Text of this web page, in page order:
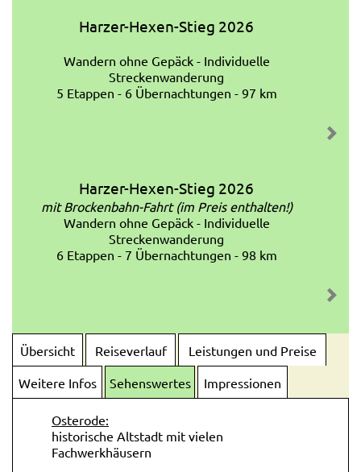
Harzer-Hexen-Stieg 2026
Wandern ohne Gepäck - Individuelle
Streckenwanderung
5 Etappen - 6 Übernachtungen - 97 km
Harzer-Hexen-Stieg 2026
mit Brockenbahn-Fahrt (im Preis enthalten!)
Wandern ohne Gepäck - Individuelle
Streckenwanderung
6 Etappen - 7 Übernachtungen - 98 km
Übersicht Reiseverlauf
Leistungen und Preise
Weitere Infos
Sehenswertes Impressionen
Osterode:
historische Altstadt mit vielen
Fachwerkhäusern